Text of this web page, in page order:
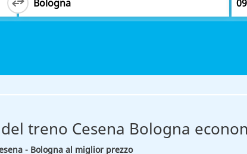
treno Cesena Bologna
- Bologna al miglior prezzo